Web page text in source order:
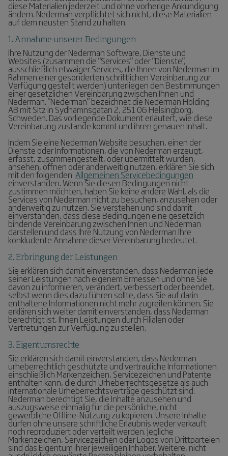
diese Materialien jederzeit und ohne vorherige Ankündigung
ändern. Nederman verpflichtet sich nicht, diese Materialien
auf dem neusten Stand zu halten.
1. Annahme unserer Bedingungen
Ihre Nutzung der Nederman Software, Dienste und
Websites (zusammen die "Services" oder "Dienste",
ausschließlich etwaiger Services, die Ihnen von Nederman im
Rahmen einer gesonderten schriftlichen Vereinbarung zur
Verfügung gestellt werden) unterliegen den Bestimmungen
einer gesetzlichen Vereinbarung zwischen Ihnen und
Nederman. "Nederman" bezeichnet die Nederman Holding
AB mit Sitz in Sydhamnsgatan 2, 251 06 Helsingborg,
Schweden. Das vorliegende Dokument erläutert, wie diese
Vereinbarung zustande kommt und ihren genauen Inhalt.
Indem Sie eine Nederman Website besuchen, einen der
Dienste oder Informationen, die von Nederman erzeugt,
erfasst, zusammengestellt, oder übermittelt wurden,
ansehen, öffnen oder anderweitig nutzen, erklären Sie sich
mit den folgenden Allgemeinen Servicebedingungen
einverstanden. Wenn Sie diesen Bedingungen nicht
zustimmen möchten, haben Sie keine andere Wahl, als die
Services von Nederman nicht zu besuchen, anzusehen oder
anderweitig zu nutzen. Sie verstehen und sind damit
einverstanden, dass diese Bedingungen eine gesetzlich
bindende Vereinbarung zwischen Ihnen und Nederman
darstellen und dass Ihre Nutzung von Nederman Ihre
konkludente Annahme dieser Vereinbarung bedeutet.
2. Erbringung der Leistungen
Sie erklären sich damit einverstanden, dass Nederman jede
seiner Leistungen nach eigenem Ermessen und ohne Sie
davon zu informieren, verändert, verbessert oder beendet,
selbst wenn dies dazu führen sollte, dass Sie auf darin
enthaltene Informationen nicht mehr zugreifen können. Sie
erklären sich weiter damit einverstanden, dass Nederman
berechtigt ist, Ihnen Leistungen durch Filialen oder
Vertretungen zur Verfügung zu stellen.
3. Eigentumsrechte
Sie erklären sich damit einverstanden, dass Nederman
urheberrechtlich geschützte und vertrauliche Informationen
einschließlich Markenzeichen, Servicezeichen und Patente
enthalten kann, die durch Urheberrechtsgesetze als auch
internationale Urheberrechtsverträge geschützt sind.
Nederman berechtigt Sie, die Inhalte anzusehen und
auszugsweise einmalig für die persönliche, nicht
gewerbliche Offline-Nutzung zu kopieren. Unsere Inhalte
dürfen ohne unsere schriftliche Erlaubnis weder verkauft
noch reproduziert oder verteilt werden. Jegliche
Markenzeichen, Servicezeichen oder Logos von Drittparteien
sind das Eigentum ihrer jeweiligen Inhaber. Weitere, nicht